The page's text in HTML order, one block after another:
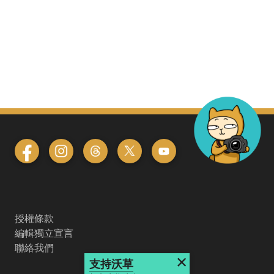
授權條款
編輯獨立宣言
聯絡我們
支持沃草 ×